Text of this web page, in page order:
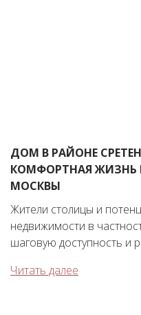
ДОМ В РАЙОНЕ
КОМФОРТНАЯ ЖИЗНЬ
МОСКВЫ
Жители столицы и
недвижимости в
шаговую доступность и
Читать далее